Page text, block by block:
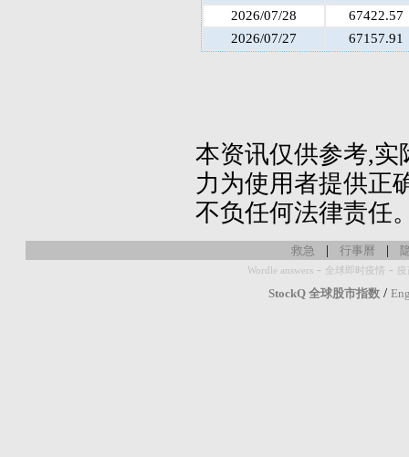
2026/07/28
67422.57
2026/07/27
67157.91
本资讯仅供参考,实
力为使用者提供正
不负任何法律责任
救急 | 行事曆 |
Wordle answers - 全球即时疫情 -
StockQ 全球股市指数 /